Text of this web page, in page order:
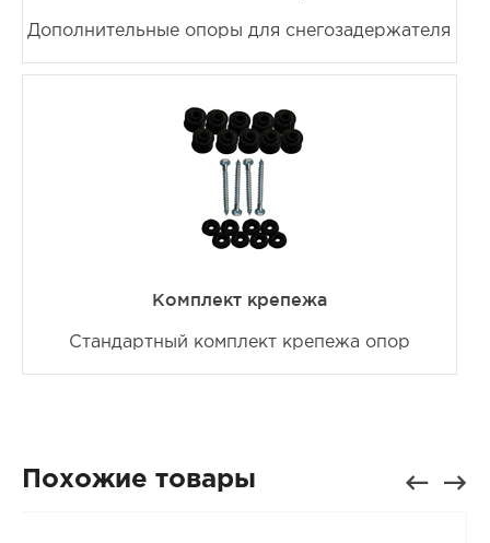
Дополнительные опоры для снегозадержателя
Комплект крепежа
Стандартный комплект крепежа опор
Похожие товары